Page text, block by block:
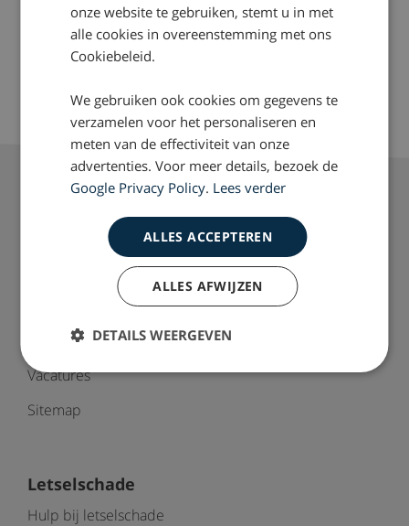
RIVM-onderzoek naar
klachten
Over Drost
Nieuws & Dossiers
Vacatures
Sitemap
Letselschade
Hulp bij letselschade
onze website te gebruiken, stemt u in met
alle cookies in overeenstemming met ons
Cookiebeleid.
We gebruiken ook cookies om gegevens te
verzamelen voor het personaliseren en
meten van de effectiviteit van onze
advertenties. Voor meer details, bezoek de
Google Privacy Policy. Lees verder
ALLES ACCEPTEREN
ALLES AFWIJZEN
DETAILS WEERGEVEN